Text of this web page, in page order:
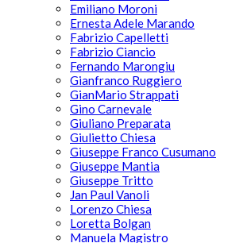
Emiliano Moroni
Ernesta Adele Marando
Fabrizio Capelletti
Fabrizio Ciancio
Fernando Marongiu
Gianfranco Ruggiero
GianMario Strappati
Gino Carnevale
Giuliano Preparata
Giulietto Chiesa
Giuseppe Franco Cusumano
Giuseppe Mantia
Giuseppe Tritto
Jan Paul Vanoli
Lorenzo Chiesa
Loretta Bolgan
Manuela Magistro